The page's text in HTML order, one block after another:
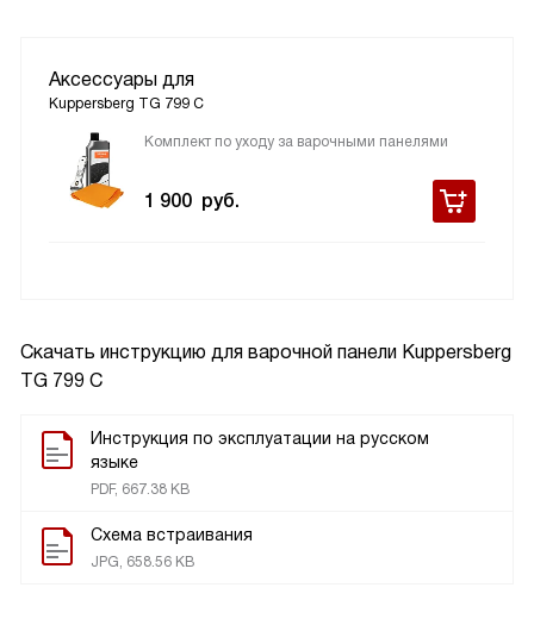
Скачать инструкцию для варочной панели Kuppersberg
TG 799 С
Инструкция по эксплуатации на русском
языке
PDF, 667.38 KB
Схема встраивания
JPG, 658.56 KB
Аксессуары для
Kuppersberg TG 799 С
Комплект по уходу за варочными панелями
1 900 руб.